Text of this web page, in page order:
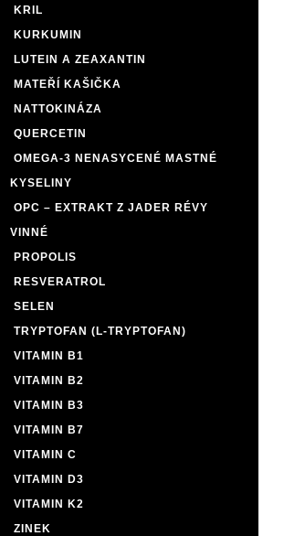
KRIL
KURKUMIN
LUTEIN A ZEAXANTIN
MATEŘÍ KAŠIČKA
NATTOKINÁZA
QUERCETIN
OMEGA-3 NENASYCENÉ MASTNÉ
KYSELINY
OPC – EXTRAKT Z JADER RÉVY
VINNÉ
PROPOLIS
RESVERATROL
SELEN
TRYPTOFAN (L-TRYPTOFAN)
VITAMIN B1
VITAMIN B2
VITAMIN B3
VITAMIN B7
VITAMIN C
VITAMIN D3
VITAMIN K2
ZINEK